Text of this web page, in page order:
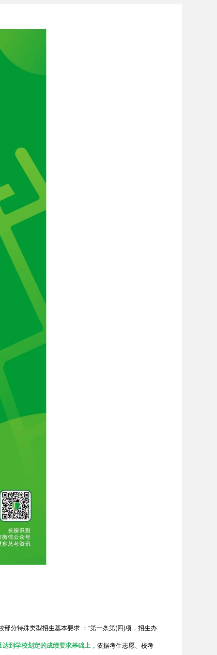
特殊类型招生基本要求 ：“第一条第(四)项，招生办
到学校划定的成绩要求基础上， 依据考生志愿、校考